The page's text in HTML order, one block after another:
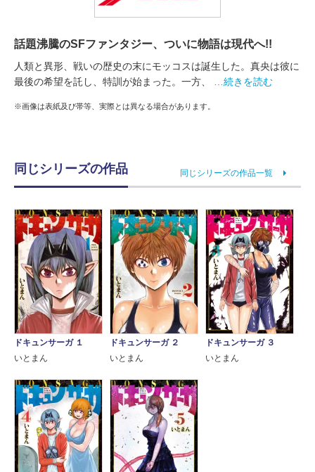
話題沸騰のSFファンタジー、ついに物語は現代へ!!
人類と異形、戦いの歴史の末にモッコスは誕生した。真央は彼に
最後の希望を託し、特訓が始まった。一方、
…続きを読む
※画像は表紙及び帯等、実際とは異なる場合があります。
同じシリーズの作品 同じシリーズの作品一覧
ドキュンサーガ １
いとまん
ドキュンサーガ ２
いとまん
ドキュンサーガ ３
いとまん